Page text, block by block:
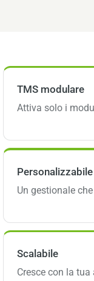
TMS modulare
Attiva solo i
Personalizzabile
Un gestionale
Scalabile
Cresce con la